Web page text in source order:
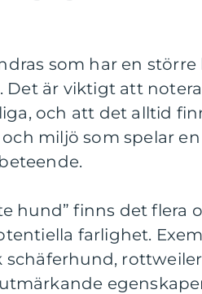
som har en
Det är viktigt att
och att det alltid
miljö som spelar
hund” finns det flera
farlighet.
schäferhund,